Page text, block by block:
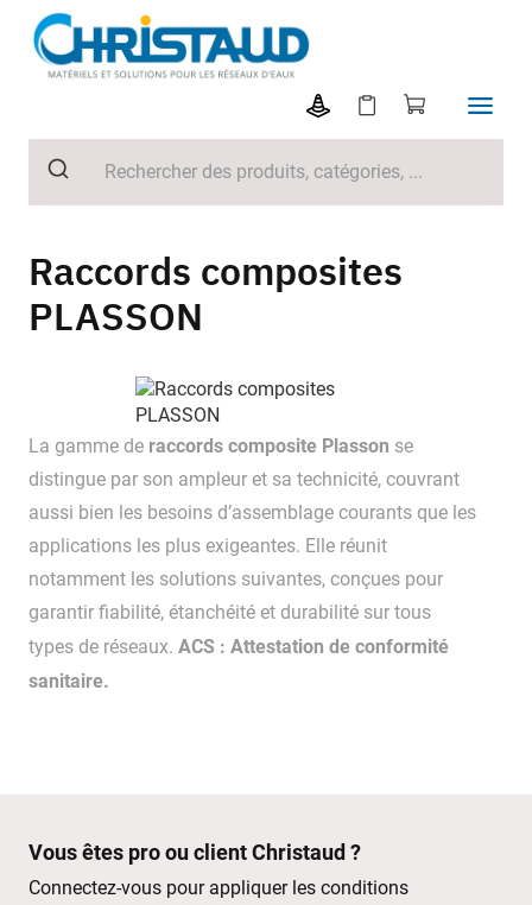
Raccords composites
PLASSON
La gamme de raccords composite Plasson se
distingue par son ampleur et sa technicité, couvrant
aussi bien les besoins d’assemblage courants que les
applications les plus exigeantes. Elle réunit
notamment les solutions suivantes, conçues pour
garantir fiabilité, étanchéité et durabilité sur tous
types de réseaux. ACS : Attestation de conformité
sanitaire.
Vous êtes pro ou client Christaud ?
Connectez-vous pour appliquer les conditions